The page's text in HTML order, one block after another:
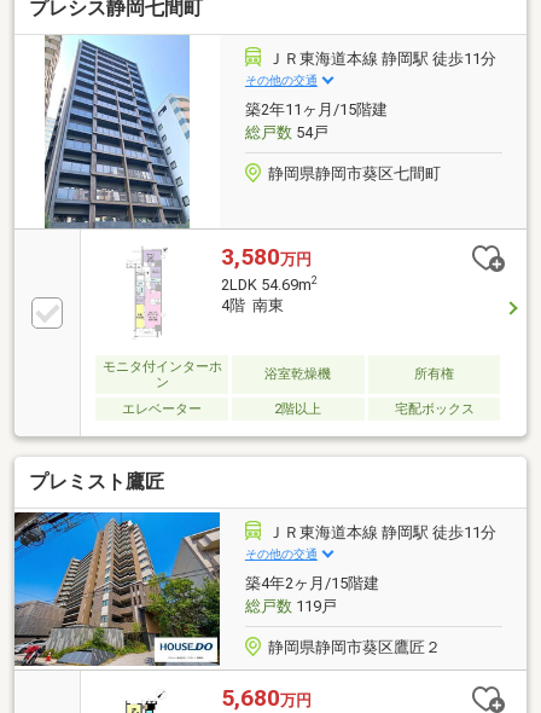
（浴室）・バリアフリー設計・オーバル浴槽（ゆった
り形状）・フルオートバス（自動湯張り・追焚・保
温）・浴室暖房乾燥機・サーモフロア（冷たさ軽減
床）・ワンプッシュ排水栓・スイッチシャワー（節水
タイプ）・握りバー（安全配慮）・24時間換気機能
プレシス静岡七間町
ＪＲ東海道本線 静岡駅 徒歩11分
その他の交通
築2年11ヶ月/15階建
総戸数54戸
静岡県静岡市葵区七間町
3,580万円
2LDK 54.69m2
4階 南東
モニタ付インターホ
ン
浴室乾燥機 所有権
エレベーター 2階以上 宅配ボックス
プレミスト鷹匠
ＪＲ東海道本線 静岡駅 徒歩11分
その他の交通
築4年2ヶ月/15階建
総戸数119戸
静岡県静岡市葵区鷹匠２
5,680万円